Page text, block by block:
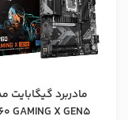
مادربرد گیگابایت
GAMING X GEN5